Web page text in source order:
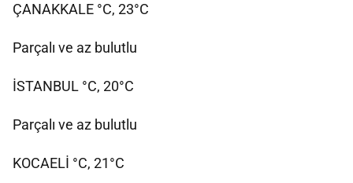
ÇANAKKALE °C, 23°C
Parçalı ve az bulutlu
İSTANBUL °C, 20°C
Parçalı ve az bulutlu
KOCAELİ °C, 21°C